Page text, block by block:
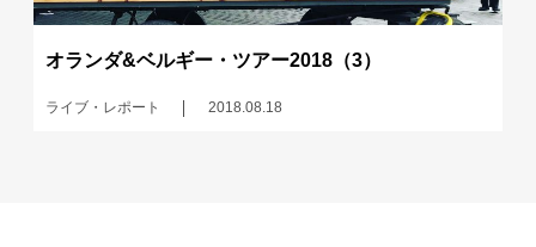
オランダ&ベルギー・ツアー2018（3）
ライブ・レポート 2018.08.18